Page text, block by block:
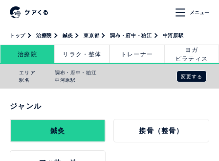
メニュー
トップ 治療院 鍼灸 東京都 調布・府中・狛江 中河原駅
治療院 リラク・整体 トレーナー
ヨガ
ピラティス
エリア
駅名
調布・府中・狛江
中河原駅
変更する
ジャンル
鍼灸 接骨（整骨）